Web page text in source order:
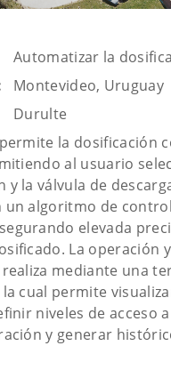
Automatizar la
Montevideo, Uruguay
Durulte
la dosificación
al usuario
y la válvula de
un algoritmo de
elevada
La operación
mediante una
cual permite
niveles de acceso
y generar